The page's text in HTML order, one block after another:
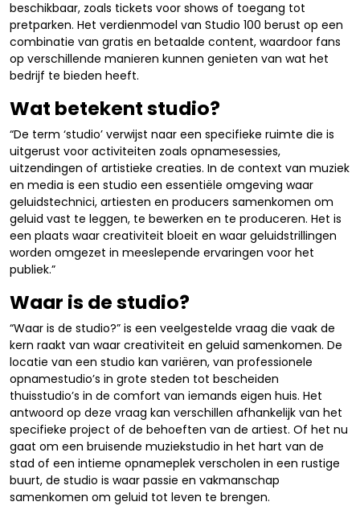
beschikbaar, zoals tickets voor shows of toegang tot
pretparken. Het verdienmodel van Studio 100 berust op een
combinatie van gratis en betaalde content, waardoor fans
op verschillende manieren kunnen genieten van wat het
bedrijf te bieden heeft.
Wat betekent studio?
“De term ‘studio’ verwijst naar een specifieke ruimte die is
uitgerust voor activiteiten zoals opnamesessies,
uitzendingen of artistieke creaties. In de context van muziek
en media is een studio een essentiële omgeving waar
geluidstechnici, artiesten en producers samenkomen om
geluid vast te leggen, te bewerken en te produceren. Het is
een plaats waar creativiteit bloeit en waar geluidstrillingen
worden omgezet in meeslepende ervaringen voor het
publiek.”
Waar is de studio?
“Waar is de studio?” is een veelgestelde vraag die vaak de
kern raakt van waar creativiteit en geluid samenkomen. De
locatie van een studio kan variëren, van professionele
opnamestudio’s in grote steden tot bescheiden
thuisstudio’s in de comfort van iemands eigen huis. Het
antwoord op deze vraag kan verschillen afhankelijk van het
specifieke project of de behoeften van de artiest. Of het nu
gaat om een bruisende muziekstudio in het hart van de
stad of een intieme opnameplek verscholen in een rustige
buurt, de studio is waar passie en vakmanschap
samenkomen om geluid tot leven te brengen.